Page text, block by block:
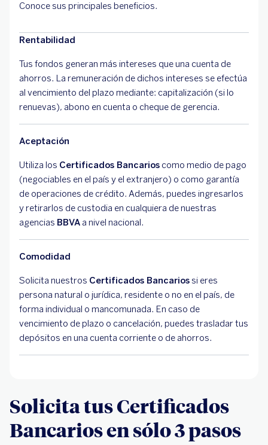
Conoce sus principales beneficios.
Rentabilidad
Tus fondos generan más intereses que una cuenta de
ahorros. La remuneración de dichos intereses se efectúa
al vencimiento del plazo mediante: capitalización (si lo
renuevas), abono en cuenta o cheque de gerencia.
Aceptación
Utiliza los Certificados Bancarios como medio de pago
(negociables en el país y el extranjero) o como garantía
de operaciones de crédito. Además, puedes ingresarlos
y retirarlos de custodia en cualquiera de nuestras
agencias BBVA a nivel nacional.
Comodidad
Solicita nuestros Certificados Bancariossi eres
persona natural o jurídica, residente o no en el país, de
forma individual o mancomunada. En caso de
vencimiento de plazo o cancelación, puedes trasladar tus
depósitos en una cuenta corriente o de ahorros.
Solicita tus Certificados
Bancarios en sólo 3 pasos